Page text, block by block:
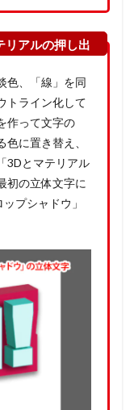
色、「線」を同
トライン化して
作って文字の
色に置き替え、
3Dとマテリアル
初の立体文字に
プシャドウ」